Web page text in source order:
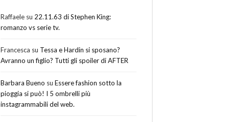
Raffaele su 22.11.63 di Stephen King:
romanzo vs serie tv.
Francesca su Tessa e Hardin si sposano?
Avranno un figlio? Tutti gli spoiler di AFTER
Barbara Bueno su Essere fashion sotto la
pioggia si può! I 5 ombrelli più
instagrammabili del web.